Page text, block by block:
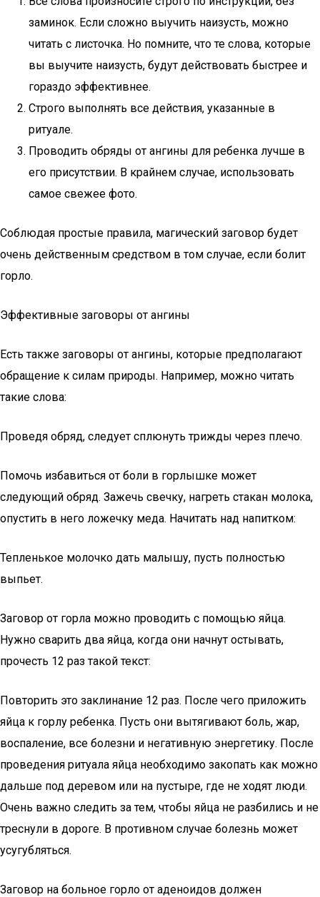
заминок. Если сложно выучить наизусть, можно
читать с листочка. Но помните, что те слова, которые
вы выучите наизусть, будут действовать быстрее и
гораздо эффективнее.
Строго выполнять все действия, указанные в
ритуале.
Проводить обряды от ангины для ребенка лучше в
его присутствии. В крайнем случае, использовать
самое свежее фото.
Соблюдая простые правила, магический заговор будет
очень действенным средством в том случае, если болит
горло.
Эффективные заговоры от ангины
Есть также заговоры от ангины, которые предполагают
обращение к силам природы. Например, можно читать
такие слова:
Проведя обряд, следует сплюнуть трижды через плечо.
Помочь избавиться от боли в горлышке может
следующий обряд. Зажечь свечку, нагреть стакан молока,
опустить в него ложечку меда. Начитать над напитком:
Тепленькое молочко дать малышу, пусть полностью
выпьет.
Заговор от горла можно проводить с помощью яйца.
Нужно сварить два яйца, когда они начнут остывать,
прочесть 12 раз такой текст:
Повторить это заклинание 12 раз. После чего приложить
яйца к горлу ребенка. Пусть они вытягивают боль, жар,
воспаление, все болезни и негативную энергетику. После
проведения ритуала яйца необходимо закопать как можно
дальше под деревом или на пустыре, где не ходят люди.
Очень важно следить за тем, чтобы яйца не разбились и не
треснули в дороге. В противном случае болезнь может
усугубляться.
Заговор на больное горло от аденоидов должен